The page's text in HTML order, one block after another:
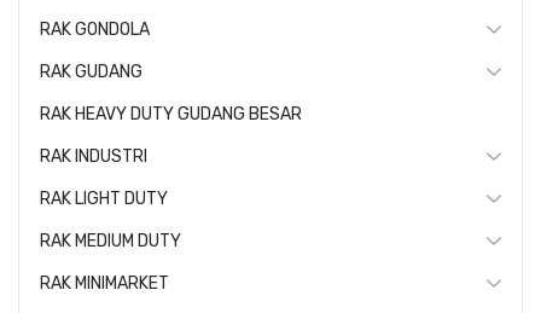
RAK GONDOLA
RAK GUDANG
RAK HEAVY DUTY GUDANG BESAR
RAK INDUSTRI
RAK LIGHT DUTY
RAK MEDIUM DUTY
RAK MINIMARKET